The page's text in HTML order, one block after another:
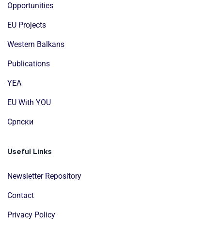
Opportunities
EU Projects
Western Balkans
Publications
YEA
EU With YOU
Cрпски
Useful Links
Newsletter Repository
Contact
Privacy Policy